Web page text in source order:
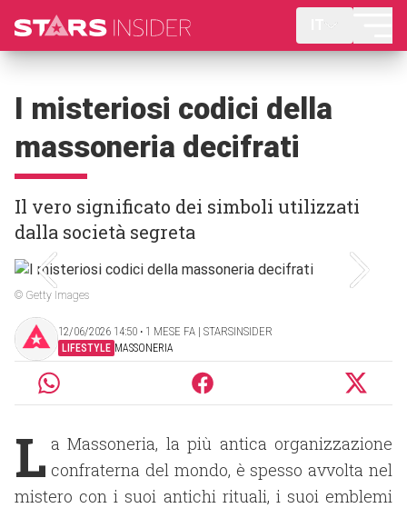
I misteriosi codici della
massoneria decifrati
Il vero significato dei simboli utilizzati
dalla società segreta
© Getty Images
12/06/2026 14:50 ‧ 1 MESE FA | STARSINSIDER
LIFESTYLE MASSONERIA
L a Massoneria, la più antica organizzazione
confraterna del mondo, è spesso avvolta nel
mistero con i suoi antichi rituali, i suoi emblemi